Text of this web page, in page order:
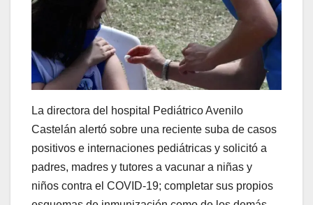
La directora del hospital Pediátrico Avenilo
Castelán alertó sobre una reciente suba de casos
positivos e internaciones pediátricas y solicitó a
padres, madres y tutores a vacunar a niñas y
niños contra el COVID-19; completar sus propios